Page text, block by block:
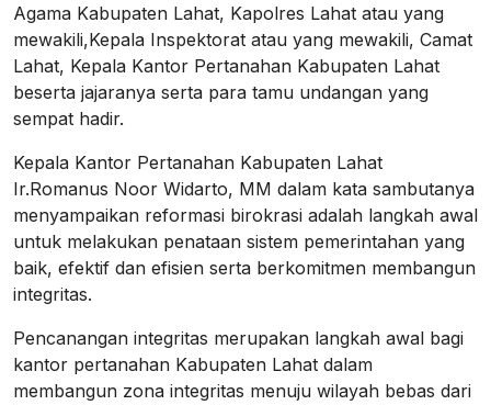
Agama Kabupaten Lahat, Kapolres Lahat atau yang
mewakili,Kepala Inspektorat atau yang mewakili, Camat
Lahat, Kepala Kantor Pertanahan Kabupaten Lahat
beserta jajaranya serta para tamu undangan yang
sempat hadir.
Kepala Kantor Pertanahan Kabupaten Lahat
Ir.Romanus Noor Widarto, MM dalam kata sambutanya
menyampaikan reformasi birokrasi adalah langkah awal
untuk melakukan penataan sistem pemerintahan yang
baik, efektif dan efisien serta berkomitmen membangun
integritas.
Pencanangan integritas merupakan langkah awal bagi
kantor pertanahan Kabupaten Lahat dalam
membangun zona integritas menuju wilayah bebas dari